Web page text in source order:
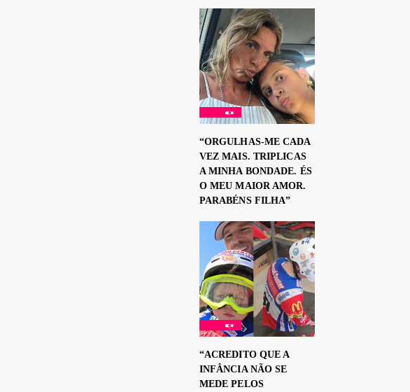
“ORGULHAS-ME CADA
VEZ MAIS. TRIPLICAS
A MINHA BONDADE. ÉS
O MEU MAIOR AMOR.
PARABÉNS FILHA”
“ACREDITO QUE A
INFÂNCIA NÃO SE
MEDE PELOS